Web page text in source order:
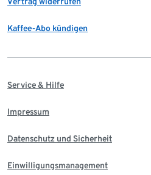
Kaffee-Abo kündigen
Service & Hilfe
Impressum
Datenschutz und Sicherheit
Einwilligungsmanagement